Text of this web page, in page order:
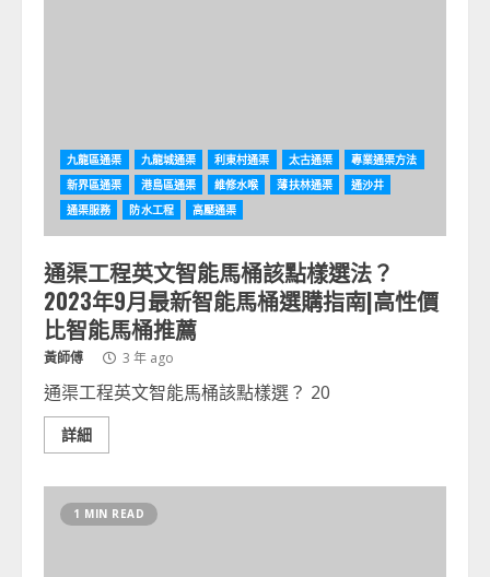
九龍區通渠 九龍城通渠 利東村通渠 太古通渠
專業通渠方法
新界區通渠
港島區通渠 維修水喉 薄扶林通渠
通沙井
通渠服務
防水工程 高壓通渠
通渠工程英文智能馬桶該點樣選法？
2023年9月最新智能馬桶選購指南|高性價
比智能馬桶推薦
黃師傅 3 年 ago
通渠工程英文智能馬桶該點樣選？ 20
詳細
1 MIN READ